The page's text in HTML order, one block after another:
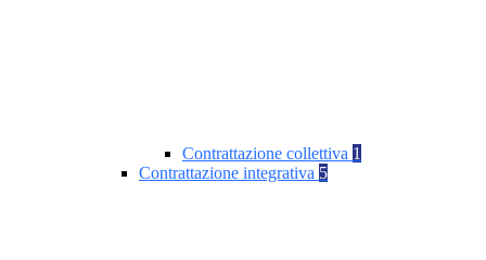
Contrattazione collettiva 1
Contrattazione integrativa 5